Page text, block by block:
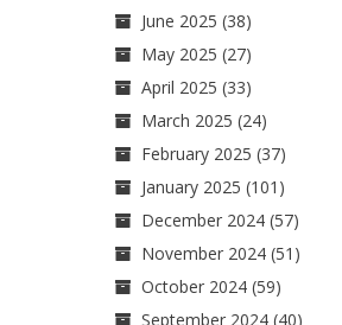
June 2025 (38)
May 2025 (27)
April 2025 (33)
March 2025 (24)
February 2025 (37)
January 2025 (101)
December 2024(57)
November 2024(51)
October 2024(59)
September 2024(40)